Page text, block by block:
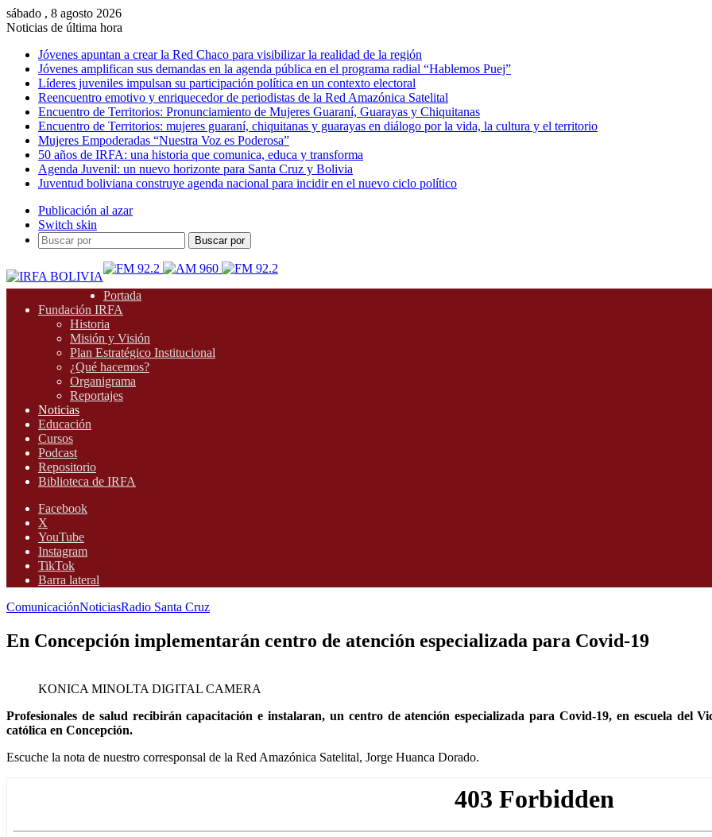
sábado , 8 agosto 2026
Noticias de última hora
Jóvenes apuntan a crear la Red Chaco para visibilizar la realidad de la región
Jóvenes amplifican sus demandas en la agenda pública en el programa radial “Hablemos Puej”
Líderes juveniles impulsan su participación política en un contexto electoral
Reencuentro emotivo y enriquecedor de periodistas de la Red Amazónica Satelital
Encuentro de Territorios: Pronunciamiento de Mujeres Guaraní, Guarayas y Chiquitanas
Encuentro de Territorios: mujeres guaraní, chiquitanas y guarayas en diálogo por la vida, la cultura y el territorio
Mujeres Empoderadas “Nuestra Voz es Poderosa”
50 años de IRFA: una historia que comunica, educa y transforma
Agenda Juvenil: un nuevo horizonte para Santa Cruz y Bolivia
Juventud boliviana construye agenda nacional para incidir en el nuevo ciclo político
Publicación al azar
Switch skin
Buscar por
Portada
Fundación IRFA
Historia
Misión y Visión
Plan Estratégico Institucional
¿Qué hacemos?
Organigrama
Reportajes
Noticias
Educación
Cursos
Podcast
Repositorio
Biblioteca de IRFA
Facebook
X
YouTube
Instagram
TikTok
Barra lateral
ComunicaciónNoticiasRadio Santa Cruz
En Concepción implementarán centro de atención especializada para Covid-19
KONICA MINOLTA DIGITAL CAMERA
Profesionales de salud recibirán capacitación e instalaran, un centro de atención especializada para Covid-19, en escuela del
católica en Concepción.
Escuche la nota de nuestro corresponsal de la Red Amazónica Satelital, Jorge Huanca Dorado.